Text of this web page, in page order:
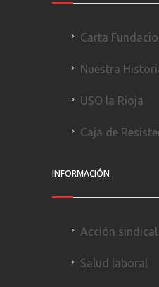
Carta
Nuestra
USO la Rioja
Caja de
INFORMACIÓN
Acción sindical
Salud laboral